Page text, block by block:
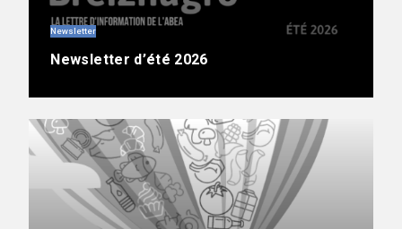
Newsletter
Newsletter d’été 2026